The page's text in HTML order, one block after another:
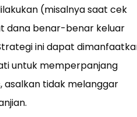
(misalnya saat cek
dana benar-benar keluar
ini dapat
untuk memperpanjang
asalkan tidak melanggar